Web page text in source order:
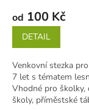
od 100 Kč
DETAIL
Venkovní stezka
7 let s tématem
Vhodné pro školky,
školy, příměstské